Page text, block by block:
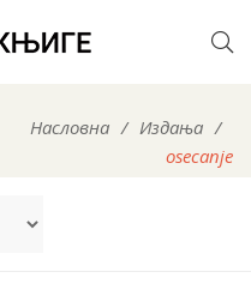
Насловна / Издања /
osecanje